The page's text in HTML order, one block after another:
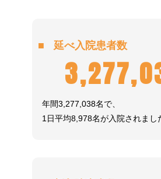
延べ入院患者数
年間3,277,038名で、
1日平均8,978名が入院されまし